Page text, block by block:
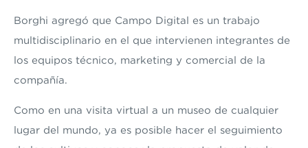
Borghi agregó que Campo Digital es un trabajo
multidisciplinario en el que intervienen integrantes de
los equipos técnico, marketing y comercial de la
compañía.
Como en una visita virtual a un museo de cualquier
lugar del mundo, ya es posible hacer el seguimiento